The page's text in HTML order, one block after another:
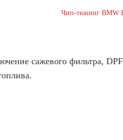
Чип-тюнинг BMW
сажевого фильтра,